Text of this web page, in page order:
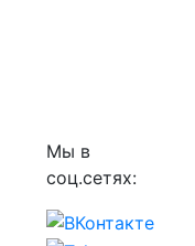
Мы в
соц.сетях: